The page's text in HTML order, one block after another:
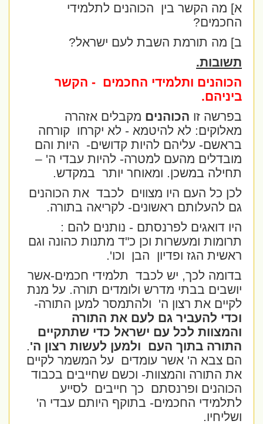
א] מה הקשר בין הכוהנים לתלמידי
החכמים?
ב] מה תורמת השבת לעם ישראל?
תשובות.
הכוהנים ותלמידי החכמים - הקשר
ביניהם.
בפרשה זוהכוהניםמקבלים אזהרה
מאלוקים: לא להיטמא - לא יקרחו קורחה
בראשם- עליהם להיות קדושים- היות והם
מובדלים מהעם למטרה- להיות עבדי ה' –
תחילה במשכן. ומאוחר יותר במקדש.
לכן כל העם היו מצווים לכבד את הכוהנים
גם להעלותם ראשונים- לקריאה בתורה.
היו דואגים לפרנסתם - נותנים להם :
תרומות ומעשרות וכן כ"ד מתנות כהונה וגם
ראשית הגז ופדיון הבן וכו'.
בדומה לכך, יש לכבד תלמידי חכמים-אשר
יושבים בבתי מדרש ולומדים תורה. על מנת
לקיים את רצון ה' ולהתמסר למען התורה-
וכדי להעביר גם לעם את התורה
והמצוות לכל עם ישראל כדי שתתקיים
התורה בתוך העם ולמען לעשות רצון ה'.
הם צבא ה' אשר עומדים על המשמר לקיים
את התורה והמצוות- וכשם שחייבים בכבוד
הכוהנים ופרנסתם כך חייבים לסייע
לתלמידי החכמים- בתוקף היותם עבדי ה'
ושליחיו.